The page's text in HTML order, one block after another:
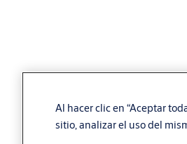
Al hacer clic en “Aceptar
sitio, analizar el uso del